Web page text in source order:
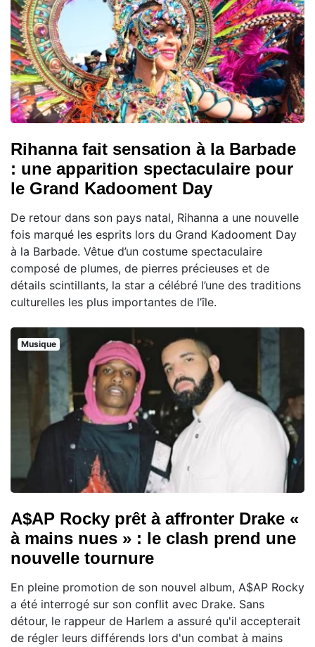
Rihanna fait sensation à la Barbade
: une apparition spectaculaire pour
le Grand Kadooment Day
De retour dans son pays natal, Rihanna a une nouvelle
fois marqué les esprits lors du Grand Kadooment Day
à la Barbade. Vêtue d’un costume spectaculaire
composé de plumes, de pierres précieuses et de
détails scintillants, la star a célébré l’une des traditions
culturelles les plus importantes de l’île.
Musique
A$AP Rocky prêt à affronter Drake «
à mains nues » : le clash prend une
nouvelle tournure
En pleine promotion de son nouvel album, A$AP Rocky
a été interrogé sur son conflit avec Drake. Sans
détour, le rappeur de Harlem a assuré qu'il accepterait
de régler leurs différends lors d'un combat à mains